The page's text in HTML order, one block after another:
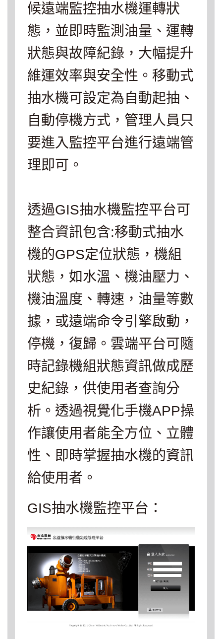
候遠端監控抽水機運轉狀
態，並即時監測油量、運轉
狀態與故障紀錄，大幅提升
維運效率與安全性。移動式
抽水機可設定為自動起抽、
自動停機方式，管理人員只
要進入監控平台進行遠端管
理即可。
透過GIS抽水機監控平台可
整合資訊包含:移動式抽水
機的GPS定位狀態，機組
狀態，如水溫、機油壓力、
機油溫度、轉速，油量等數
據，或遠端命令引擎啟動，
停機，復歸。雲端平台可隨
時記錄機組狀態資訊做成歷
史紀錄，供使用者查詢分
析。透過視覺化手機APP操
作讓使用者能全方位、立體
性、即時掌握抽水機的資訊
給使用者。
GIS抽水機監控平台 ：